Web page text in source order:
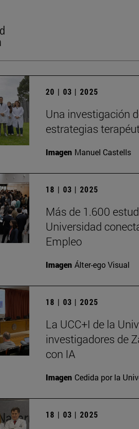
20 | 03 | 2025
Una investigación
estrategias
Imagen Manuel Castells
18 | 03 | 2025
Más de 1.600
Universidad
Empleo
Imagen Álter-ego Visual
18 | 03 | 2025
La UCC+I de la
investigadores de
con IA
Imagen Cedida por la
18 | 03 | 2025